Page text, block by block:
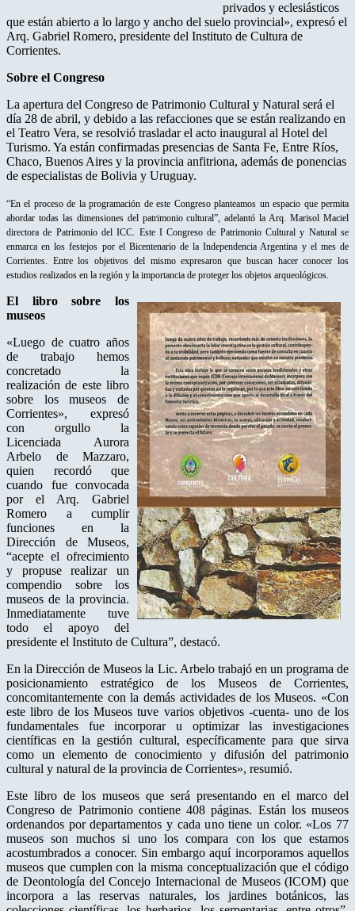
privados y eclesiásticos
que están abierto a lo largo y ancho del suelo provincial», expresó el
Arq. Gabriel Romero, presidente del Instituto de Cultura de
Corrientes.
Sobre el Congreso
La apertura del Congreso de Patrimonio Cultural y Natural será el
día 28 de abril, y debido a las refacciones que se están realizando en
el Teatro Vera, se resolvió trasladar el acto inaugural al Hotel del
Turismo. Ya están confirmadas presencias de Santa Fe, Entre Ríos,
Chaco, Buenos Aires y la provincia anfitriona, además de ponencias
de especialistas de Bolivia y Uruguay.
“En el proceso de la programación de este Congreso planteamos un espacio que permita
abordar todas las dimensiones del patrimonio cultural”, adelantó la Arq. Marisol Maciel
directora de Patrimonio del ICC. Este I Congreso de Patrimonio Cultural y Natural se
enmarca en los festejos por el Bicentenario de la Independencia Argentina y el mes de
Corrientes. Entre los objetivos del mismo expresaron que buscan hacer conocer los
estudios realizados en la región y la importancia de proteger los objetos arqueológicos.
El libro sobre los
museos
«Luego de cuatro años
de trabajo hemos
concretado la
realización de este libro
sobre los museos de
Corrientes», expresó
con orgullo la
Licenciada Aurora
Arbelo de Mazzaro,
quien recordó que
cuando fue convocada
por el Arq. Gabriel
Romero a cumplir
funciones en la
Dirección de Museos,
“acepte el ofrecimiento
y propuse realizar un
compendio sobre los
museos de la provincia.
Inmediatamente tuve
todo el apoyo del
presidente el Instituto de Cultura”, destacó.
En la Dirección de Museos la Lic. Arbelo trabajó en un programa de
posicionamiento estratégico de los Museos de Corrientes,
concomitantemente con la demás actividades de los Museos. «Con
este libro de los Museos tuve varios objetivos -cuenta- uno de los
fundamentales fue incorporar u optimizar las investigaciones
científicas en la gestión cultural, específicamente para que sirva
como un elemento de conocimiento y difusión del patrimonio
cultural y natural de la provincia de Corrientes», resumió.
Este libro de los museos que será presentando en el marco del
Congreso de Patrimonio contiene 408 páginas. Están los museos
ordenandos por departamentos y cada uno tiene un color. «Los 77
museos son muchos si uno los compara con los que estamos
acostumbrados a conocer. Sin embargo aquí incorporamos aquellos
museos que cumplen con la misma conceptualización que el código
de Deontología del Concejo Internacional de Museos (ICOM) que
incorpora a las reservas naturales, los jardines botánicos, las